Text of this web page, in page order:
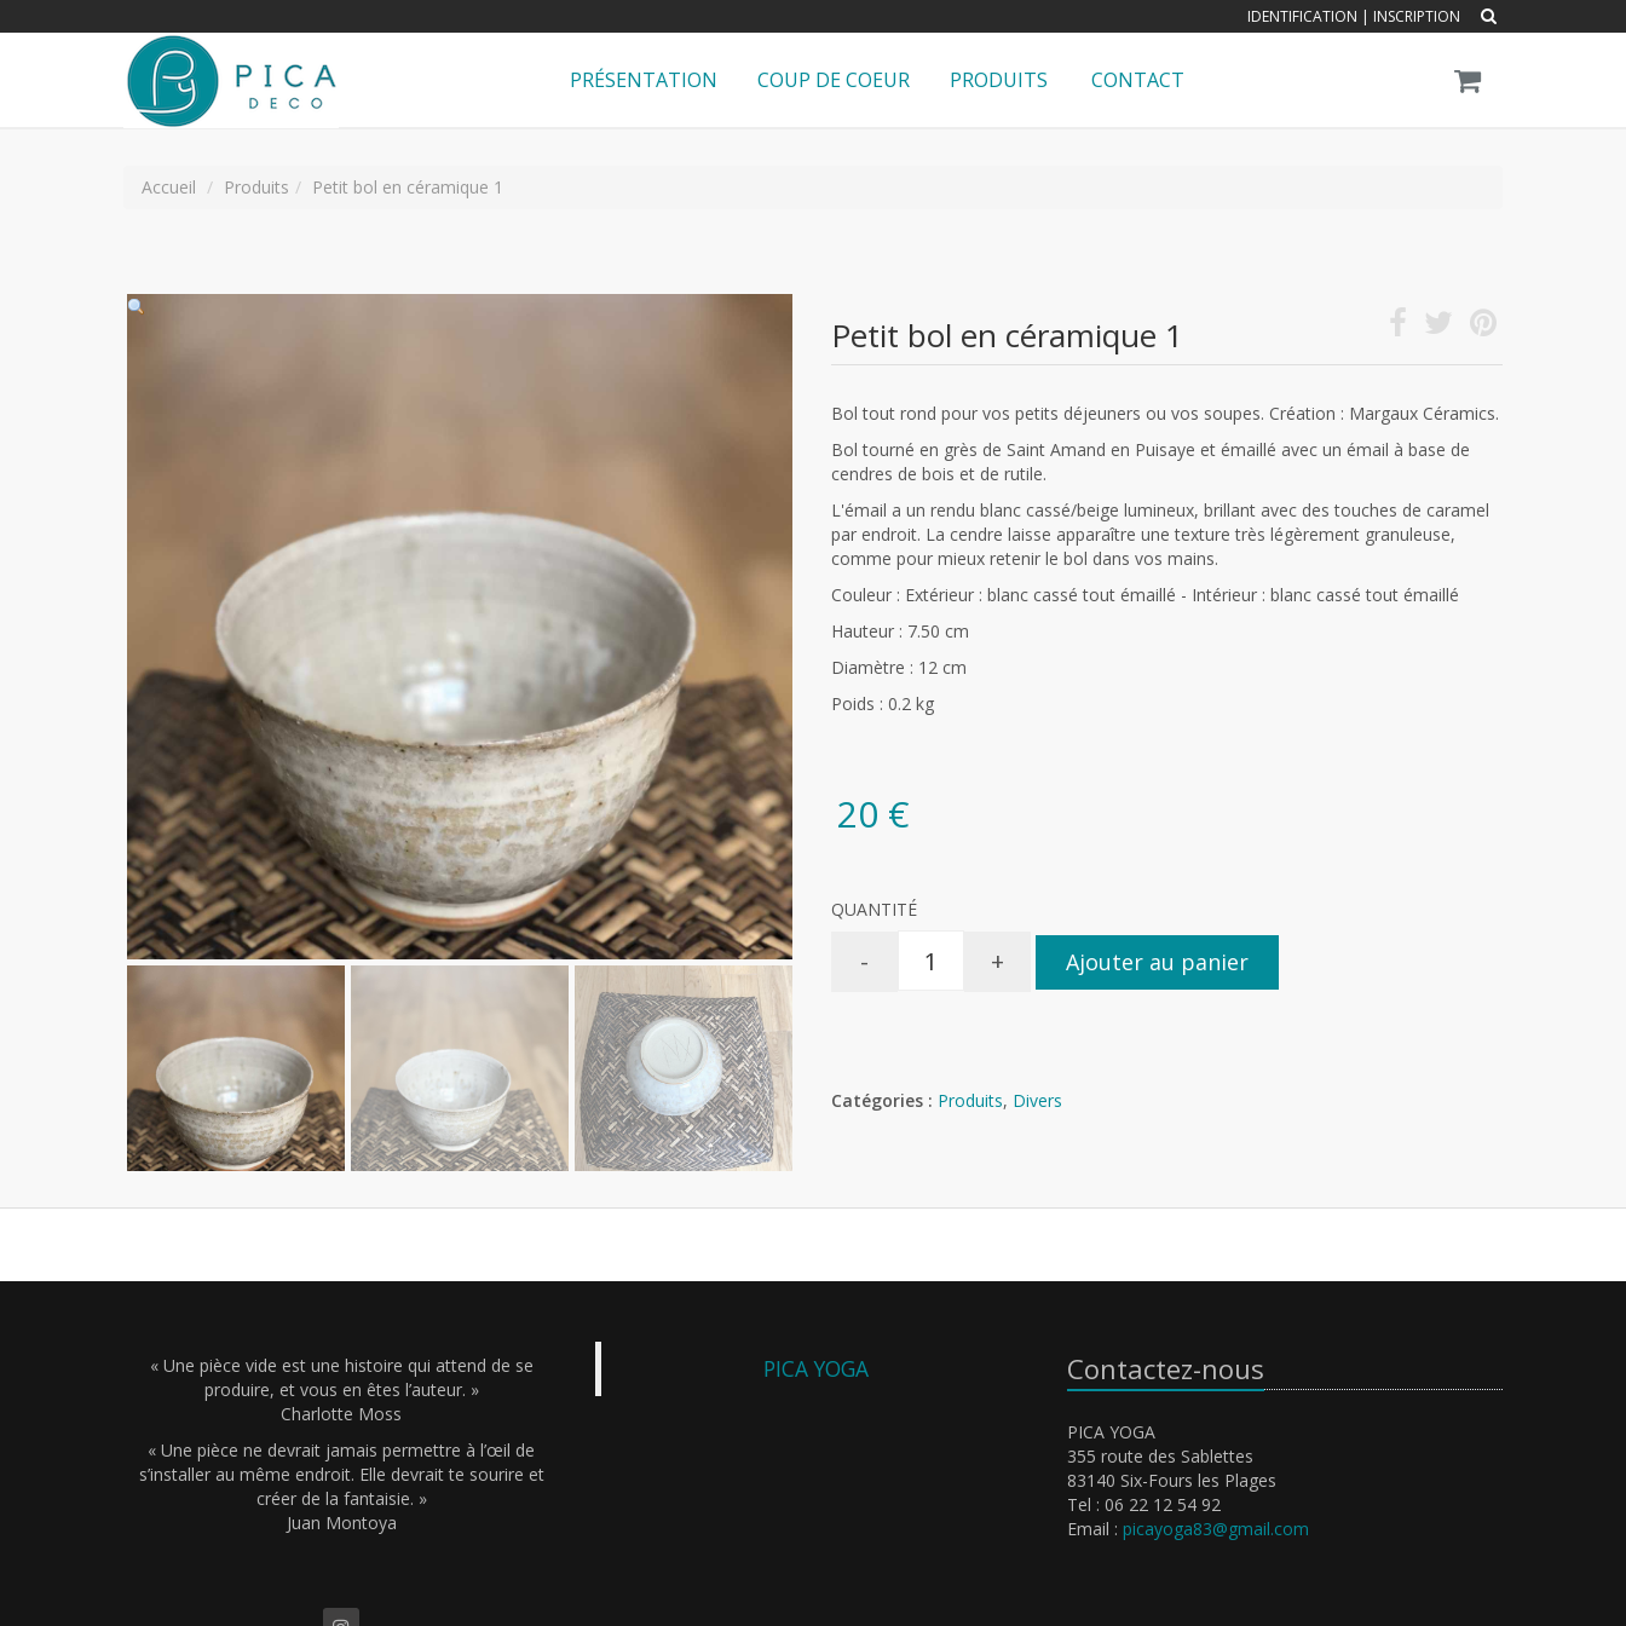
IDENTIFICATION | INSCRIPTION
PRÉSENTATION COUP DE COEUR PRODUITS CONTACT
Accueil Produits Petit bol en céramique 1
Petit bol en céramique 1
Bol tout rond pour vos petits déjeuners ou vos soupes. Création : Margaux Céramics.
Bol tourné en grès de Saint Amand en Puisaye et émaillé avec un émail à base de
cendres de bois et de rutile.
L'émail a un rendu blanc cassé/beige lumineux, brillant avec des touches de caramel
par endroit. La cendre laisse apparaître une texture très légèrement granuleuse,
comme pour mieux retenir le bol dans vos mains.
Couleur : Extérieur : blanc cassé tout émaillé - Intérieur : blanc cassé tout émaillé
Hauteur : 7.50 cm
Diamètre : 12 cm
Poids : 0.2 kg
20 €
QUANTITÉ
- + Ajouter au panier
Catégories : Produits, Divers
« Une pièce vide est une histoire qui attend de se
produire, et vous en êtes l’auteur. »
Charlotte Moss
« Une pièce ne devrait jamais permettre à l’œil de
s’installer au même endroit. Elle devrait te sourire et
créer de la fantaisie. »
Juan Montoya
PICA YOGA Contactez-nous
PICA YOGA
355 route des Sablettes
83140 Six-Fours les Plages
Tel : 06 22 12 54 92
Email : picayoga83@gmail.com